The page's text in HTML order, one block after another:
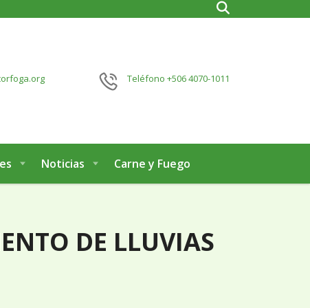
Teléfono +506 4070-1011
Noticias Carne y Fuego
DE LLUVIAS